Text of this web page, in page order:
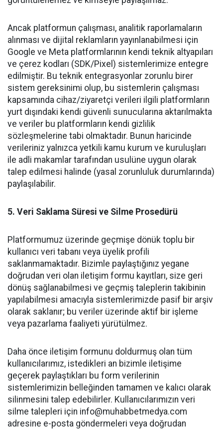
Ancak platformun çalışması, analitik raporlamaların
alınması ve dijital reklamların yayınlanabilmesi için
Google ve Meta platformlarının kendi teknik altyapıları
ve çerez kodları (SDK/Pixel) sistemlerimize entegre
edilmiştir. Bu teknik entegrasyonlar zorunlu birer
sistem gereksinimi olup, bu sistemlerin çalışması
kapsamında cihaz/ziyaretçi verileri ilgili platformların
yurt dışındaki kendi güvenli sunucularına aktarılmakta
ve veriler bu platformların kendi gizlilik
sözleşmelerine tabi olmaktadır. Bunun haricinde
verileriniz yalnızca yetkili kamu kurum ve kuruluşları
ile adli makamlar tarafından usulüne uygun olarak
talep edilmesi halinde (yasal zorunluluk durumlarında)
paylaşılabilir.
5. Veri Saklama Süresi ve Silme Prosedürü
Platformumuz üzerinde geçmişe dönük toplu bir
kullanıcı veri tabanı veya üyelik profili
saklanmamaktadır. Bizimle paylaştığınız yegane
doğrudan veri olan iletişim formu kayıtları, size geri
dönüş sağlanabilmesi ve geçmiş taleplerin takibinin
yapılabilmesi amacıyla sistemlerimizde pasif bir arşiv
olarak saklanır; bu veriler üzerinde aktif bir işleme
veya pazarlama faaliyeti yürütülmez.
Daha önce iletişim formunu doldurmuş olan tüm
kullanıcılarımız, istedikleri an bizimle iletişime
geçerek paylaştıkları bu form verilerinin
sistemlerimizin belleğinden tamamen ve kalıcı olarak
silinmesini talep edebilirler. Kullanıcılarımızın veri
silme talepleri için info@muhabbetmedya.com
adresine e-posta göndermeleri veya doğrudan